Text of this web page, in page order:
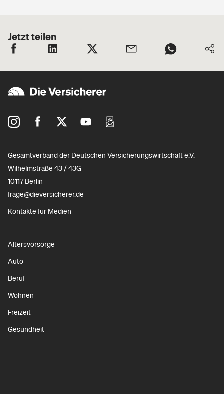
Jetzt teilen
Gesamtverband der Deutschen Versicherungswirtschaft e.V.
Wilhelmstraße 43 / 43G
10117 Berlin
frage@dieversicherer.de
Kontakte für Medien
Altersvorsorge
Auto
Beruf
Wohnen
Freizeit
Gesundheit